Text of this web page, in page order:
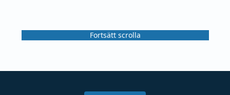
Fortsätt scrolla